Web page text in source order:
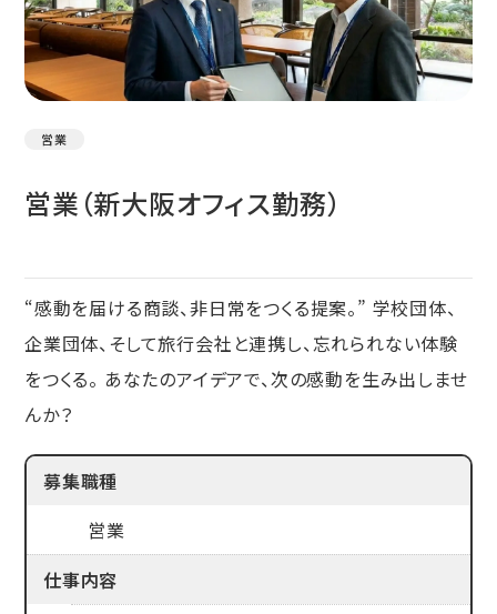
営業
営業（新大阪オフィス勤務）
“感動を届ける商談、非日常をつくる提案。” 学校団体、
企業団体、そして旅行会社と連携し、忘れられない体験
をつくる。 あなたのアイデアで、次の感動を生み出しませ
んか？
募集職種
営業
仕事内容